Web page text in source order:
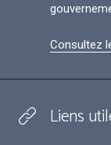
Consultez
Liens